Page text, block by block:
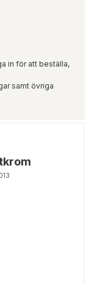
in för att beställa,
samt övriga